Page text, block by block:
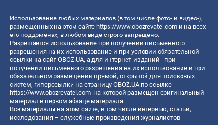
Использование любых материалов (в том числе фото- и видео-),
размещенных на этом сайте https://www.obozrevatel.com и на всех
его поддоменах, в любом виде строго запрещено.
Разрешается использование при получении письменного
разрешения на их использование и при условии обязательной
ссылки на сайт OBOZ.UA, а для интернет-изданий - при
получении письменного разрешения на их использование и при
обязательном размещении прямой, открытой для поисковых
систем, гиперссылки на страницу OBOZ.UA по ссылке
https://www.obozrevatel.com, на которой размещен оригинальный
материал в первом абзаце материала.
Все материалы на этом сайте, в том числе интервью, статьи,
исследования – служебные произведения журналистов